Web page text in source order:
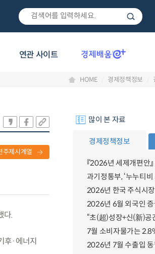
연관 사이트
HOME 경제정책정보
주제시계열
다.
후·에너지
많이 본 자료
경제정책정보
『2026년 세제개편안
2026년 한국 주식시
2026년 6월 외국인
7월 소비자물가는
2026년 7월 수출입